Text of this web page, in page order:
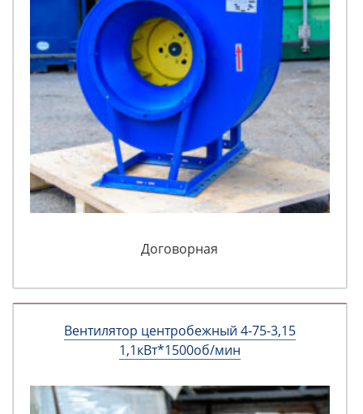
Договорная
Вентилятор центробежный 4-75-3,15
1,1кВт*1500об/мин